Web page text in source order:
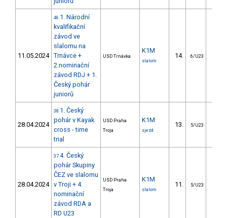
11.05.2024
46 1. Národní
kvalifikační
závod ve
slalomu na
Trnávce +
2.nominační
závod RDJ + 1.
Český pohár
juniorů
USD Trnávka
K1M
slalom
14. 6/U23
28.04.2024
38 1. Český
pohár v Kayak
cross - time
trial
USD Praha
Troja
K1M
sjezd
13. 5/U23
28.04.2024
37 4. Český
pohár Skupiny
ČEZ ve slalomu
v Troji + 4.
nominační
závod RDA a
RD U23
USD Praha
Troja
K1M
slalom
11. 5/U23